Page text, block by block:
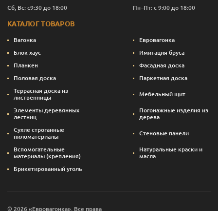
Сб, Вс: с9:30 до 18:00
Пн–Пт: с 9:00 до 18:00
КАТАЛОГ ТОВАРОВ
Вагонка
Евровагонка
Блок хаус
Имитация бруса
Планкен
Фасадная доска
Половая доска
Паркетная доска
Террасная доска из
лиственницы
Мебельный щит
Элементы деревянных
лестниц
Погонажные изделия из
дерева
Сухие строганные
пиломатериалы
Стеновые панели
Вспомогательные
материалы (крепления)
Натуральные краски и
масла
Брикетированный уголь
© 2026 «Евровагонка». Все права